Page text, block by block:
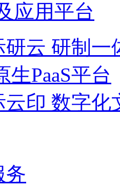
应用平台
研云 研制
生PaaS平台
云印 数字化
务